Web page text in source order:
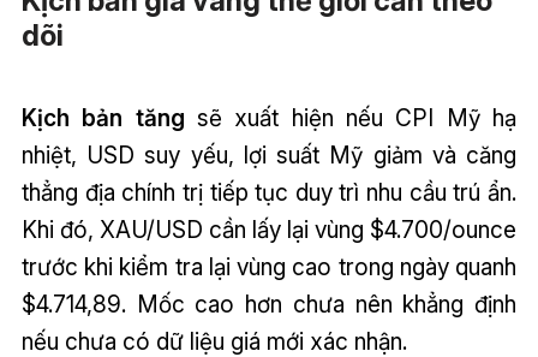
dõi
Kịch bản tăng sẽ xuất hiện nếu CPI Mỹ hạ
nhiệt, USD suy yếu, lợi suất Mỹ giảm và căng
thẳng địa chính trị tiếp tục duy trì nhu cầu trú ẩn.
Khi đó, XAU/USD cần lấy lại vùng $4.700/ounce
trước khi kiểm tra lại vùng cao trong ngày quanh
$4.714,89. Mốc cao hơn chưa nên khẳng định
nếu chưa có dữ liệu giá mới xác nhận.